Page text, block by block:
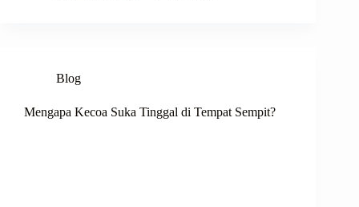
Blog
Mengapa Kecoa Suka Tinggal di Tempat Sempit?